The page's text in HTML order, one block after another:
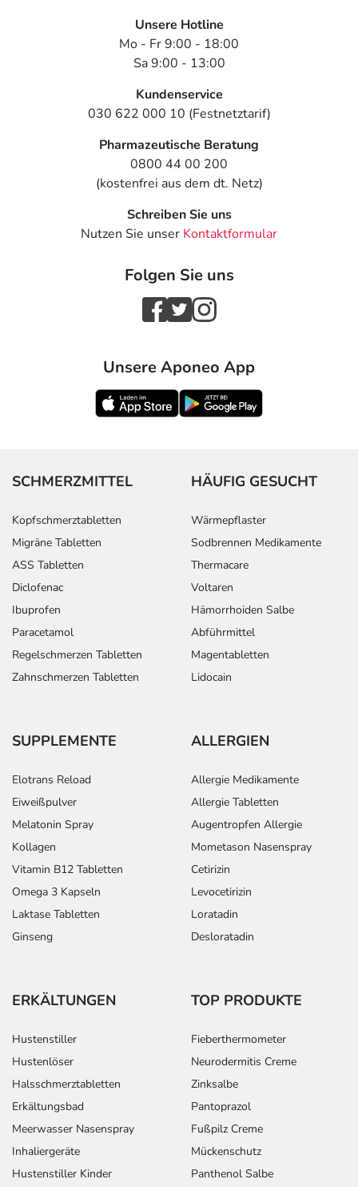
Unsere Hotline
Mo - Fr 9:00 - 18:00
Sa 9:00 - 13:00
Kundenservice
030 622 000 10 (Festnetztarif)
Pharmazeutische Beratung
0800 44 00 200
(kostenfrei aus dem dt. Netz)
Schreiben Sie uns
Nutzen Sie unser Kontaktformular
Folgen Sie uns
Unsere Aponeo App
SCHMERZMITTEL
Kopfschmerztabletten
Migräne Tabletten
ASS Tabletten
Diclofenac
Ibuprofen
Paracetamol
Regelschmerzen Tabletten
Zahnschmerzen Tabletten
HÄUFIG GESUCHT
Wärmepflaster
Sodbrennen Medikamente
Thermacare
Voltaren
Hämorrhoiden Salbe
Abführmittel
Magentabletten
Lidocain
SUPPLEMENTE
Elotrans Reload
Eiweißpulver
Melatonin Spray
Kollagen
Vitamin B12 Tabletten
Omega 3 Kapseln
Laktase Tabletten
Ginseng
ALLERGIEN
Allergie Medikamente
Allergie Tabletten
Augentropfen Allergie
Mometason Nasenspray
Cetirizin
Levocetirizin
Loratadin
Desloratadin
ERKÄLTUNGEN
Hustenstiller
Hustenlöser
Halsschmerztabletten
Erkältungsbad
Meerwasser Nasenspray
Inhaliergeräte
Hustenstiller Kinder
TOP PRODUKTE
Fieberthermometer
Neurodermitis Creme
Zinksalbe
Pantoprazol
Fußpilz Creme
Mückenschutz
Panthenol Salbe